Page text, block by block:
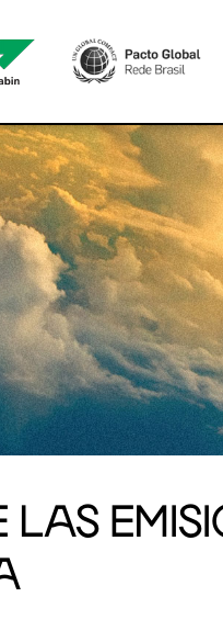
EL PLANETA
LAS